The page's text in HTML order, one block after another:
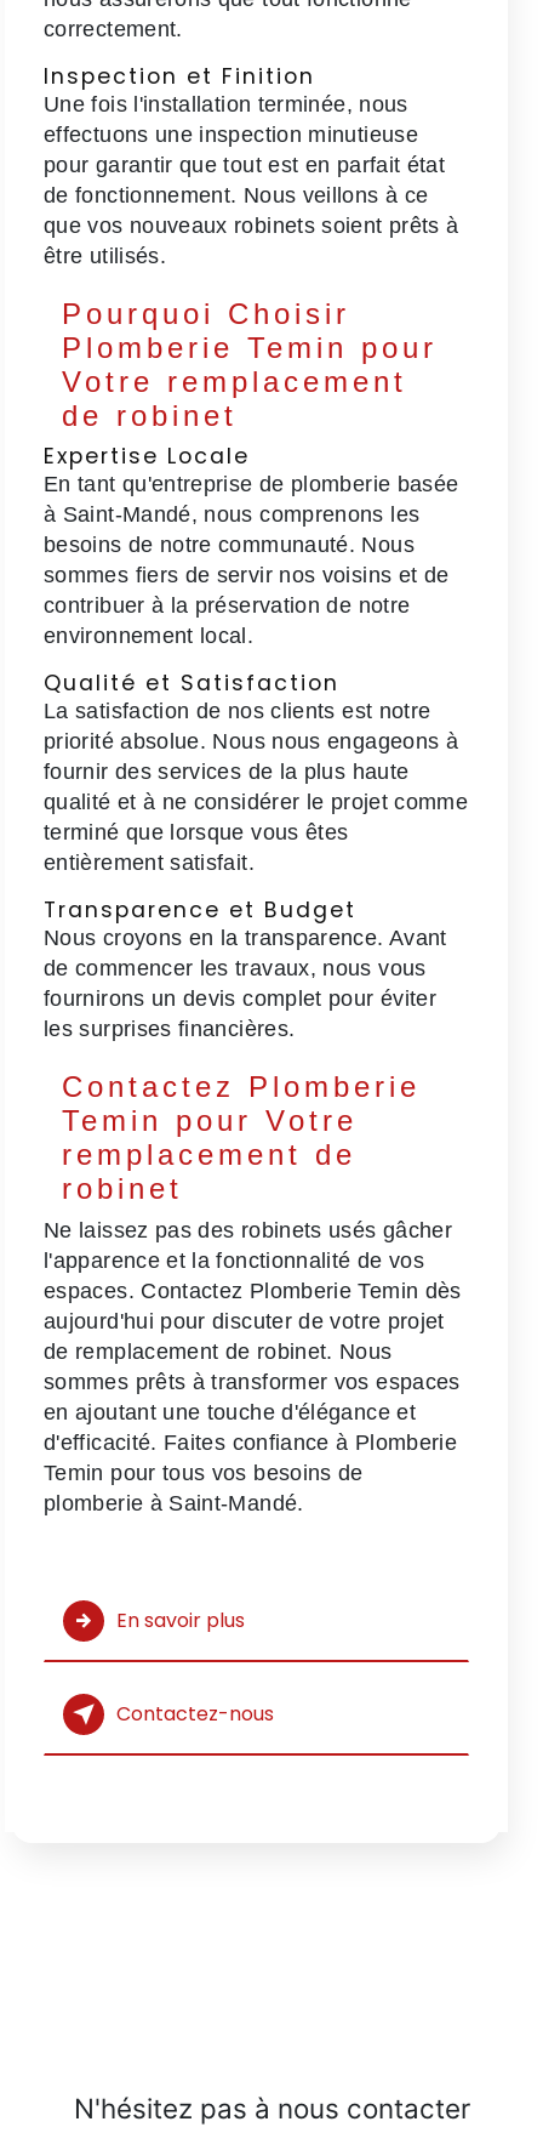
correctement.
Inspection et Finition
Une fois l'installation terminée, nous
effectuons une inspection minutieuse
pour garantir que tout est en parfait état
de fonctionnement. Nous veillons à ce
que vos nouveaux robinets soient prêts à
être utilisés.
Pourquoi Choisir
Plomberie Temin pour
Votre remplacement
de robinet
Expertise Locale
En tant qu'entreprise de plomberie basée
à Saint-Mandé, nous comprenons les
besoins de notre communauté. Nous
sommes fiers de servir nos voisins et de
contribuer à la préservation de notre
environnement local.
Qualité et Satisfaction
La satisfaction de nos clients est notre
priorité absolue. Nous nous engageons à
fournir des services de la plus haute
qualité et à ne considérer le projet comme
terminé que lorsque vous êtes
entièrement satisfait.
Transparence et Budget
Nous croyons en la transparence. Avant
de commencer les travaux, nous vous
fournirons un devis complet pour éviter
les surprises financières.
Contactez Plomberie
Temin pour Votre
remplacement de
robinet
Ne laissez pas des robinets usés gâcher
l'apparence et la fonctionnalité de vos
espaces. Contactez Plomberie Temin dès
aujourd'hui pour discuter de votre projet
de remplacement de robinet. Nous
sommes prêts à transformer vos espaces
en ajoutant une touche d'élégance et
d'efficacité. Faites confiance à Plomberie
Temin pour tous vos besoins de
plomberie à Saint-Mandé.
En savoir plus
Contactez-nous
N'hésitez pas à nous contacter